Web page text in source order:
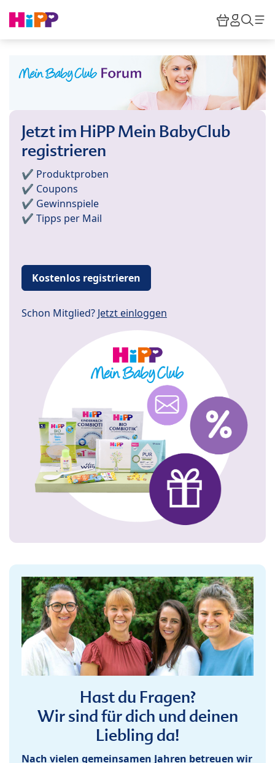
HiPP
Jetzt im HiPP Mein BabyClub
registrieren
✔️ Produktproben
✔️ Coupons
✔️ Gewinnspiele
✔️ Tipps per Mail
Kostenlos registrieren
Schon Mitglied? Jetzt einloggen
Hast du Fragen?
Wir sind für dich und deinen
Liebling da!
Nach vielen gemeinsamen Jahren betreuen wir